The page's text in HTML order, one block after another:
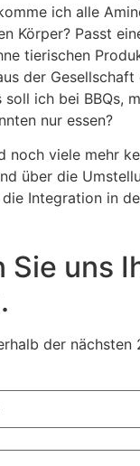
ich alle
Körper? Passt
tierischen
der Gesellschaft
soll ich bei BBQs,
nur essen?
noch viele mehr
über die
Integration in
Sie uns
der nächsten